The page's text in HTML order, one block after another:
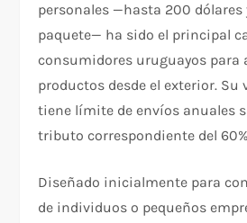
personales —hasta 200 dólares
paquete— ha sido el principal
consumidores uruguayos para
productos desde el exterior. Su
tiene límite de envíos anuales
tributo correspondiente del
Diseñado inicialmente para
de individuos o pequeños